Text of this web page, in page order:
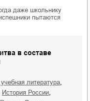
даже школьнику
пытаются
в составе
учебная литература
история России